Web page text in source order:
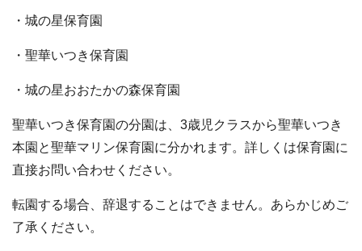
・城の星保育園
・聖華いつき保育園
・城の星おおたかの森保育園
聖華いつき保育園の分園は、3歳児クラスから聖華いつき
本園と聖華マリン保育園に分かれます。詳しくは保育園に
直接お問い合わせください。
転園する場合、辞退することはできません。あらかじめご
了承ください。